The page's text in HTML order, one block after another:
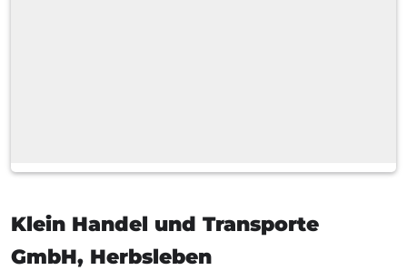
Klein Handel und Transporte
GmbH, Herbsleben